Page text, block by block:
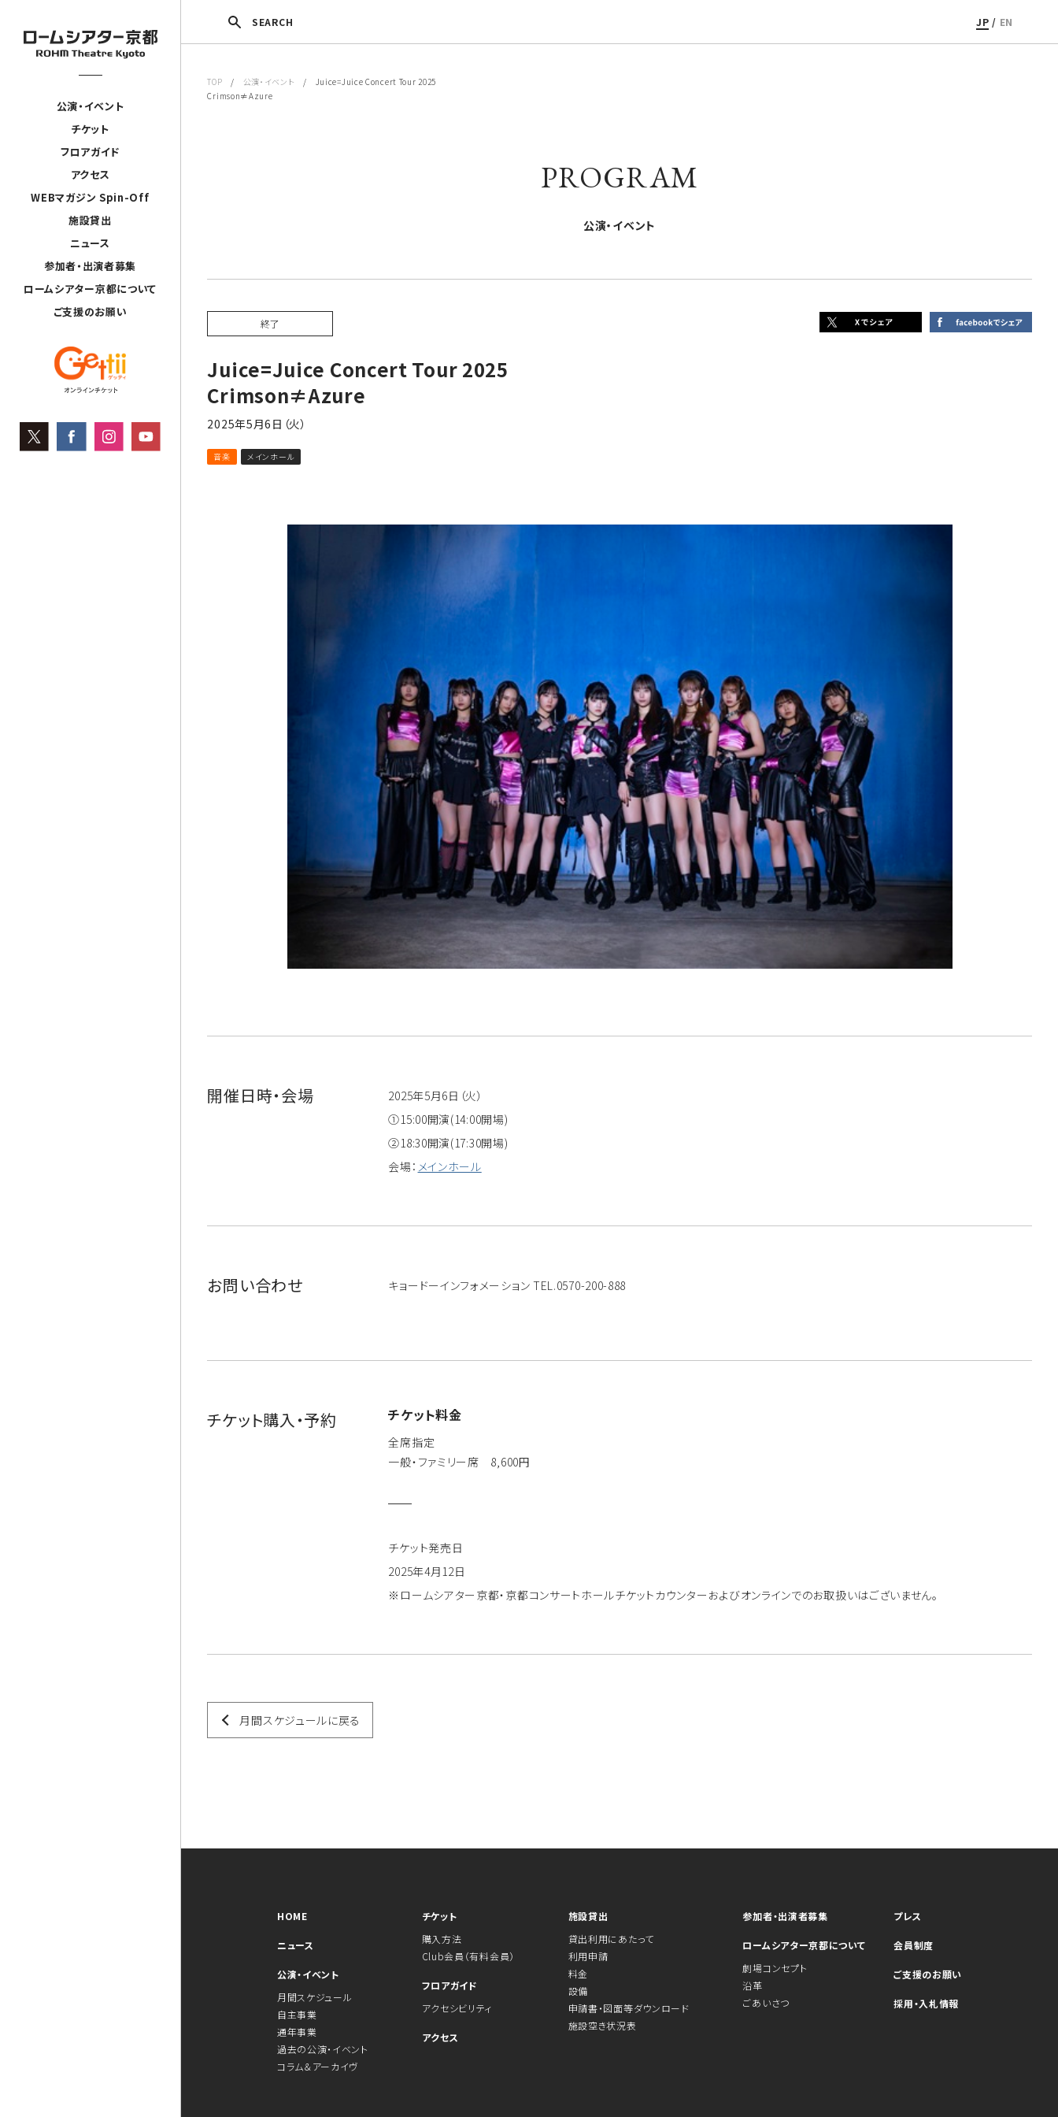
公演・イベント
チケット
フロアガイド
アクセス
WEBマガジン Spin-Off
施設貸出
ニュース
参加者・出演者募集
ロームシアター京都について
ご支援のお願い
SEARCH JP / EN
TOP / 公演・イベント
/ Juice=Juice Concert Tour 2025
Crimson≠Azure
PROGRAM
公演・イベント
終了
Juice=Juice Concert Tour 2025
Crimson≠Azure
2025年5月6日（火）
音楽 メインホール
開催日時・会場
2025年5月6日（火）
①15:00開演(14:00開場)
②18:30開演(17:30開場)
会場： メインホール
お問い合わせ キョードーインフォメーション TEL.0570-200-888
チケット購入・予約 チケット料金
全席指定
一般・ファミリー席 8,600円
チケット発売日
2025年4月12日
※ロームシアター京都・京都コンサートホールチケットカウンターおよびオンラインでのお取扱いはございません。
月間スケジュールに戻る
HOME
ニュース
公演・イベント
月間スケジュール
自主事業
通年事業
過去の公演・イベント
コラム＆アーカイヴ
チケット
購入方法
Club会員（有料会員）
フロアガイド
アクセシビリティ
アクセス
施設貸出
貸出利用にあたって
利用申請
料金
設備
申請書・図面等ダウンロード
施設空き状況表
参加者・出演者募集
ロームシアター京都について
劇場コンセプト
沿革
ごあいさつ
プレス
会員制度
ご支援のお願い
採用・入札情報